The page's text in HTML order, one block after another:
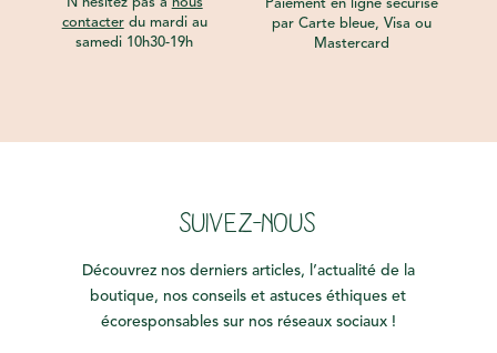
N’hésitez pas à nous
contacterdu mardi au
samedi 10h30-19h
Paiement en ligne sécurisé
par Carte bleue, Visa ou
Mastercard
SUIVEZ-NOUS
Découvrez nos derniers articles, l’actualité de la
boutique, nos conseils et astuces éthiques et
écoresponsables sur nos réseaux sociaux !